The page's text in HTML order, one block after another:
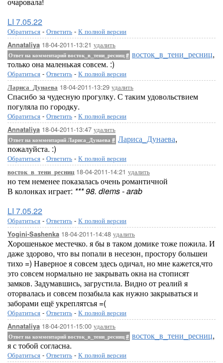
LI 7.05.22
Обратиться - Ответить - К полной версии
Annataliya 18-04-2011-13:21 удалить
Ответ на комментарий восток_в_тени_ресниц # восток_в_тени_ресниц,
только она маленькая совсем. :)
Обратиться - Ответить - К полной версии
Лариса_Дунаева 18-04-2011-13:29 удалить
Спасибо за чудесную прогулку. С таким удовольствием
погуляла по городку.
Обратиться - Ответить - К полной версии
Annataliya 18-04-2011-13:47 удалить
Ответ на комментарий Лариса_Дунаева # Лариса_Дунаева,
пожалуйста. :)
Обратиться - Ответить - К полной версии
восток_в_тени_ресниц 18-04-2011-14:21 удалить
но тем неменее показалась очень романтичной
В колонках играет: *** 98. diems - arab
LI 7.05.22
Обратиться - Ответить - К полной версии
Yogini-Sashenka 18-04-2011-14:48 удалить
Хорошенькое местечко. я бы в таком домике тоже пожила. И
даже здорово, что вы попали в несезон, простору большеи
тихо =) Наверное я совсем здесь одичал, но мне кажется,что
это совсем нормально не закрывать окна на стописят
замков. Задумавшись, загрустила. Видно от реалий я
оторвалась и совсем позабыла как нужно закрываться и
заборами ещё укреплятсья =(
Обратиться - Ответить - К полной версии
Annataliya 18-04-2011-15:00 удалить
Ответ на комментарий восток_в_тени_ресниц # восток_в_тени_ресниц,
я с тобой согласна.
Обратиться - Ответить - К полной версии